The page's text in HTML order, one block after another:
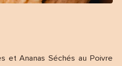
et Ananas Séchés au Poivre